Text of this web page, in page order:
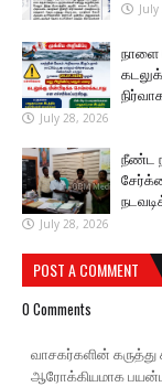
நாளை
July 28, 2026
நீண்ட
July 28, 2026
POST A COMMENT
0 Comments
வாசகர்களின் கருத்து
ஆரோக்கியமாக